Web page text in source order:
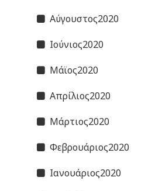
Αύγουστος2020
Ιούνιος2020
Μάϊος2020
Απρίλιος2020
Μάρτιος2020
Φεβρουάριος2020
Ιανουάριος2020